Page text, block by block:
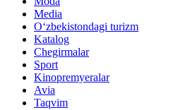
Media
O‘zbekistondagi turizm
Katalog
Chegirmalar
Sport
Kinopremyeralar
Avia
Taqvim